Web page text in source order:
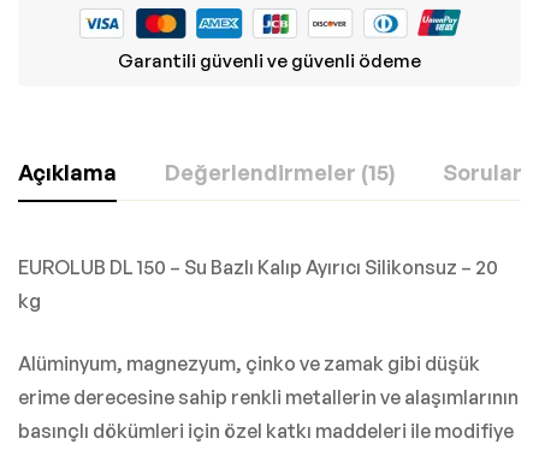
Garantili güvenli ve güvenli ödeme
Açıklama Değerlendirmeler (15) Sorular
EUROLUB DL 150 – Su Bazlı Kalıp Ayırıcı Silikonsuz – 20
kg
Alüminyum, magnezyum, çinko ve zamak gibi düşük
erime derecesine sahip renkli metallerin ve alaşımlarının
basınçlı dökümleri için özel katkı maddeleri ile modifiye